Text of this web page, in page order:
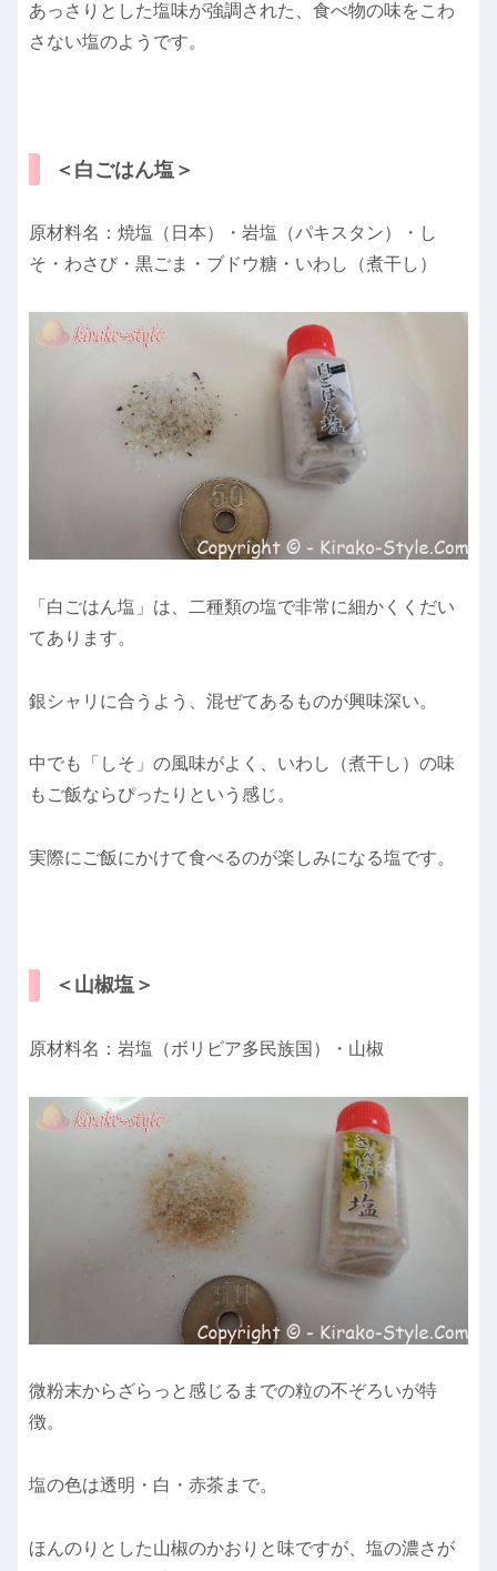
あっさりとした塩味が強調された、食べ物の味をこわ
さない塩のようです。
＜白ごはん塩＞
原材料名：焼塩（日本）・岩塩（パキスタン）・し
そ・わさび・黒ごま・ブドウ糖・いわし（煮干し）
「白ごはん塩」は、二種類の塩で非常に細かくくだい
てあります。
銀シャリに合うよう、混ぜてあるものが興味深い。
中でも「しそ」の風味がよく、いわし（煮干し）の味
もご飯ならぴったりという感じ。
実際にご飯にかけて食べるのが楽しみになる塩です。
＜山椒塩＞
原材料名：岩塩（ボリビア多民族国）・山椒
微粉末からざらっと感じるまでの粒の不ぞろいが特
徴。
塩の色は透明・白・赤茶まで。
ほんのりとした山椒のかおりと味ですが、塩の濃さが